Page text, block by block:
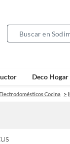
Deco Hogar
Cocina